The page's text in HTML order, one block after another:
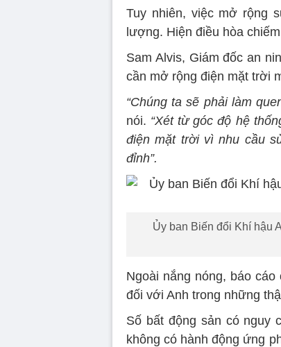
Tuy nhiên, việc mở rộng
lượng. Hiện điều hòa
Sam Alvis, Giám đốc an
cần mở rộng điện mặt trời
“Chúng ta sẽ phải làm
nói. “Xét từ góc độ hệ
điện mặt trời vì nhu cầu
đỉnh”.
Ủy ban Biến đổi Khí hậu
Ngoài nắng nóng, báo
đối với Anh trong những
Số bất động sản có nguy
không có hành động ứng